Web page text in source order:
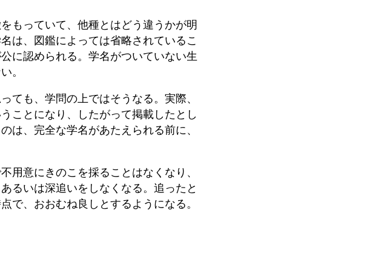
もっていて、他種とはどう違うかが明
は、図鑑によっては省略されているこ
に認められる。学名がついていない生
。
ても、学問の上ではそうなる。実際、
ことになり、したがって掲載したとし
は、完全な学名があたえられる前に、
用意にきのこを採ることはなくなり、
るいは深追いをしなくなる。追ったと
で、おおむね良しとするようになる。